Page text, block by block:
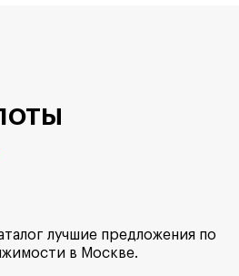
лучшие предложения по
в Москве.